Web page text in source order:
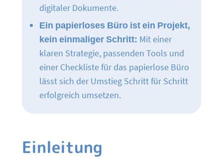
digitaler Dokumente.
Ein papierloses Büro ist ein Projekt,
kein einmaliger Schritt: Mit einer
klaren Strategie, passenden Tools und
einer Checkliste für das papierlose Büro
lässt sich der Umstieg Schritt für Schritt
erfolgreich umsetzen.
Einleitung